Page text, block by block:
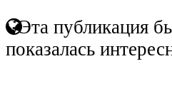
Эта публикация
показалась